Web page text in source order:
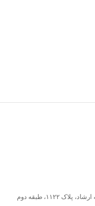
طبقه دوم